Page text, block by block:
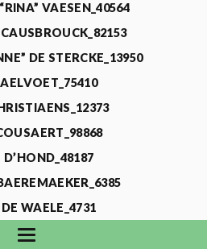
VAESEN_40564
DE STERCKE_13950
D’HOND_48187
DE WAELE_4731
DEVOS_115318